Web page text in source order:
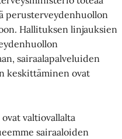
perusterveydenhuollon
Hallituksen linjauksien
sairaalapalveluiden
keskittäminen ovat
valtiovallalta
sairaaloiden